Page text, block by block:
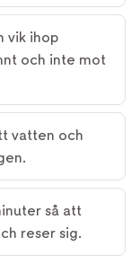
vik ihop
och inte mot
vatten och
så att
reser sig.